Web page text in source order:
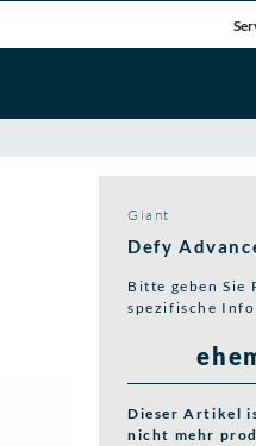
Giant
Defy
Bitte geben Sie
spezifische
Dieser Artikel
nicht mehr